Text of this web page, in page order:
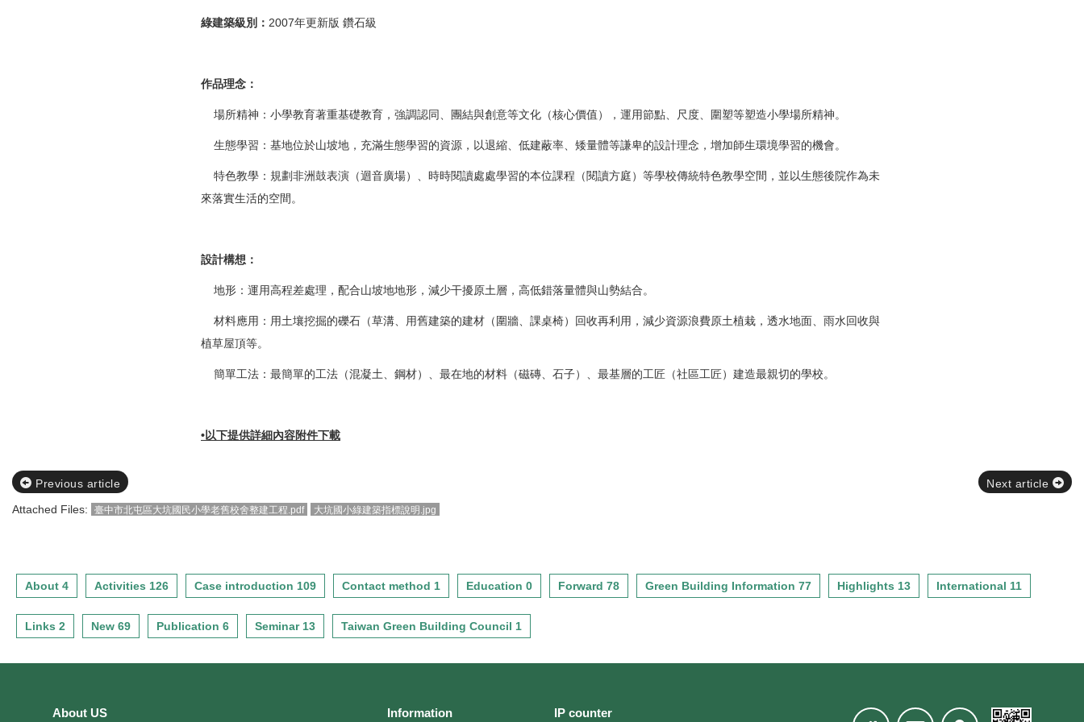
綠建築級別： 2007年更新版 鑽石級
作品理念：
場所精神：小學教育著重基礎教育，強調認同、團結與創意等文化（核心價值），運用節點、尺度、圍塑等塑造小學場所精神。
生態學習：基地位於山坡地，充滿生態學習的資源，以退縮、低建蔽率、矮量體等謙卑的設計理念，增加師生環境學習的機會。
特色教學：規劃非洲鼓表演（迴音廣場）、時時閱讀處處學習的本位課程（閱讀方庭）等學校傳統特色教學空間，並以生態後院作為未
來落實生活的空間。
設計構想：
地形：運用高程差處理，配合山坡地地形，減少干擾原土層，高低錯落量體與山勢結合。
材料應用：用土壤挖掘的礫石（草溝、用舊建築的建材（圍牆、課桌椅）回收再利用，減少資源浪費原土植栽，透水地面、雨水回收與
植草屋頂等。
簡單工法：最簡單的工法（混凝土、鋼材）、最在地的材料（磁磚、石子）、最基層的工匠（社區工匠）建造最親切的學校。
•以下提供詳細內容附件下載
Previous article
Next article
Attached Files:
臺中市北屯區大坑國民小學老舊校舍整建工程.pdf 大坑國小綠建築指標說明.jpg
About 4 Activities 126 Case introduction 109 Contact method 1 Education 0 Forward 78 Green Building Information 77 Highlights 13 International 11
Links 2 New 69 Publication 6 Seminar 13 Taiwan Green Building Council 1
About US Information IP counter